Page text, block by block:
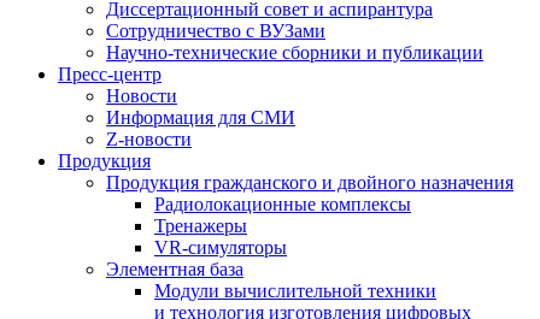
Диссертационный совет и аспирантура
Сотрудничество с ВУЗами
Научно-технические сборники и публикации
Пресс-центр
Новости
Информация для СМИ
Z-новости
Продукция
Продукция гражданского и двойного назначения
Радиолокационные комплексы
Тренажеры
VR-симуляторы
Элементная база
Модули вычислительной техники
и технология изготовления цифровых